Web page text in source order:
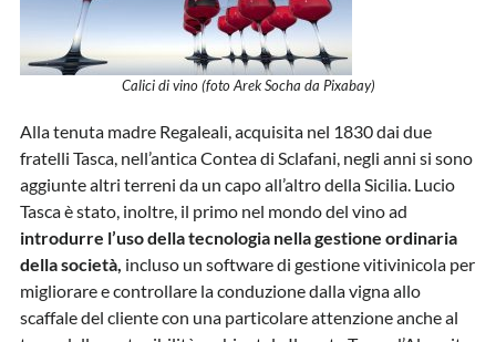
Calici di vino (foto Arek Socha da Pixabay)
Alla tenuta madre Regaleali, acquisita nel 1830 dai due
fratelli Tasca, nell’antica Contea di Sclafani, negli anni si sono
aggiunte altri terreni da un capo all’altro della Sicilia. Lucio
Tasca è stato, inoltre, il primo nel mondo del vino ad
introdurre l’uso della tecnologia nella gestione ordinaria
della società, incluso un software di gestione vitivinicola per
migliorare e controllare la conduzione dalla vigna allo
scaffale del cliente con una particolare attenzione anche al